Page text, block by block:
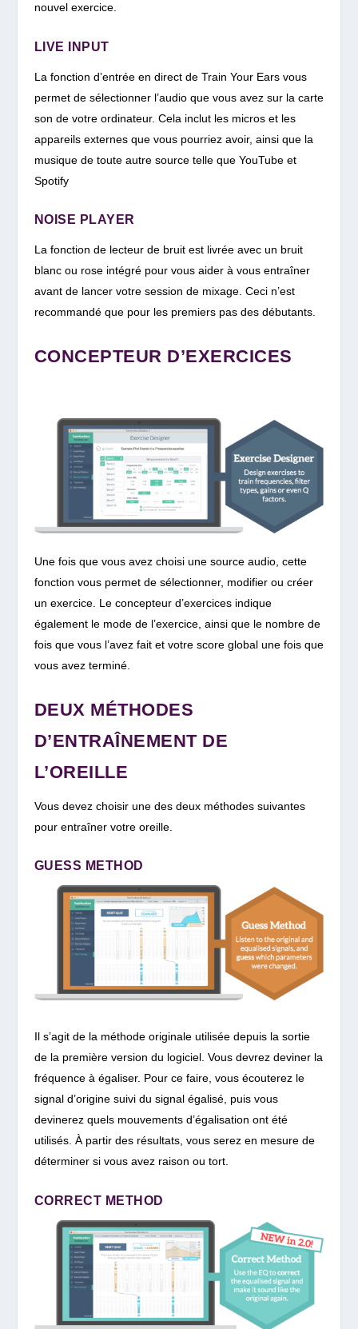
nouvel exercice.
LIVE INPUT
La fonction d’entrée en direct de Train Your Ears vous
permet de sélectionner l’audio que vous avez sur la carte
son de votre ordinateur. Cela inclut les micros et les
appareils externes que vous pourriez avoir, ainsi que la
musique de toute autre source telle que YouTube et
Spotify
NOISE PLAYER
La fonction de lecteur de bruit est livrée avec un bruit
blanc ou rose intégré pour vous aider à vous entraîner
avant de lancer votre session de mixage. Ceci n’est
recommandé que pour les premiers pas des débutants.
CONCEPTEUR D’EXERCICES
Une fois que vous avez choisi une source audio, cette
fonction vous permet de sélectionner, modifier ou créer
un exercice. Le concepteur d’exercices indique
également le mode de l’exercice, ainsi que le nombre de
fois que vous l’avez fait et votre score global une fois que
vous avez terminé.
DEUX MÉTHODES
D’ENTRAÎNEMENT DE
L’OREILLE
Vous devez choisir une des deux méthodes suivantes
pour entraîner votre oreille.
GUESS METHOD
Il s’agit de la méthode originale utilisée depuis la sortie
de la première version du logiciel. Vous devrez deviner la
fréquence à égaliser. Pour ce faire, vous écouterez le
signal d’origine suivi du signal égalisé, puis vous
devinerez quels mouvements d’égalisation ont été
utilisés. À partir des résultats, vous serez en mesure de
déterminer si vous avez raison ou tort.
CORRECT METHOD